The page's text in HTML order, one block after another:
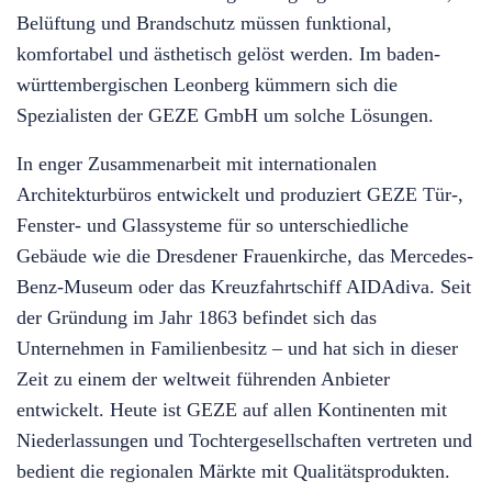
Belüftung und Brandschutz müssen funktional,
komfortabel und ästhetisch gelöst werden. Im baden-
württembergischen Leonberg kümmern sich die
Spezialisten der GEZE GmbH um solche Lösungen.
In enger Zusammenarbeit mit internationalen
Architekturbüros entwickelt und produziert GEZE Tür-,
Fenster- und Glassysteme für so unterschiedliche
Gebäude wie die Dresdener Frauenkirche, das Mercedes-
Benz-Museum oder das Kreuzfahrtschiff AIDAdiva. Seit
der Gründung im Jahr 1863 befindet sich das
Unternehmen in Familienbesitz – und hat sich in dieser
Zeit zu einem der weltweit führenden Anbieter
entwickelt. Heute ist GEZE auf allen Kontinenten mit
Niederlassungen und Tochtergesellschaften vertreten und
bedient die regionalen Märkte mit Qualitätsprodukten.